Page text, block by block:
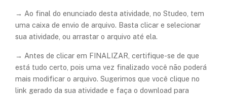
→ Ao final do enunciado desta atividade, no Studeo, tem
uma caixa de envio de arquivo. Basta clicar e selecionar
sua atividade, ou arrastar o arquivo até ela.
→ Antes de clicar em FINALIZAR, certifique-se de que
está tudo certo, pois uma vez finalizado você não poderá
mais modificar o arquivo. Sugerimos que você clique no
link gerado da sua atividade e faça o download para